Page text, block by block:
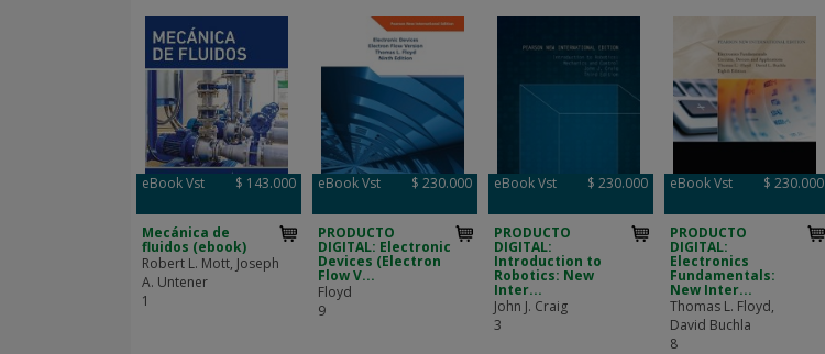
eBook Vst $ 143.000
Mecánica de
fluidos (ebook)
Robert L. Mott, Joseph
A. Untener
1
eBook Vst $ 230.000
PRODUCTO
DIGITAL: Electronic
Devices (Electron
Flow V...
Floyd
9
eBook Vst $ 230.000
PRODUCTO
DIGITAL:
Introduction to
Robotics: New
Inter...
John J. Craig
3
eBook Vst $ 230.000
PRODUCTO
DIGITAL:
Electronics
Fundamentals:
New Inter...
Thomas L. Floyd,
David Buchla
8